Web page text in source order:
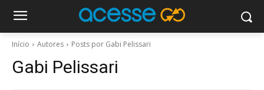
Início Autores Posts por Gabi Pelissari
Gabi Pelissari